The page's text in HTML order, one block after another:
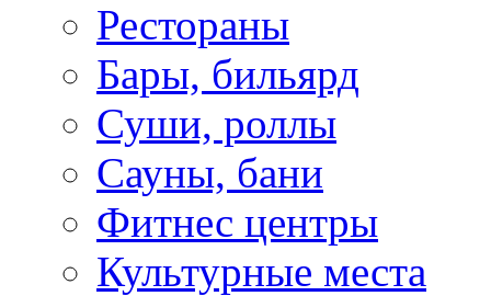
Рестораны
Бары, бильярд
Суши, роллы
Сауны, бани
Фитнес центры
Культурные места